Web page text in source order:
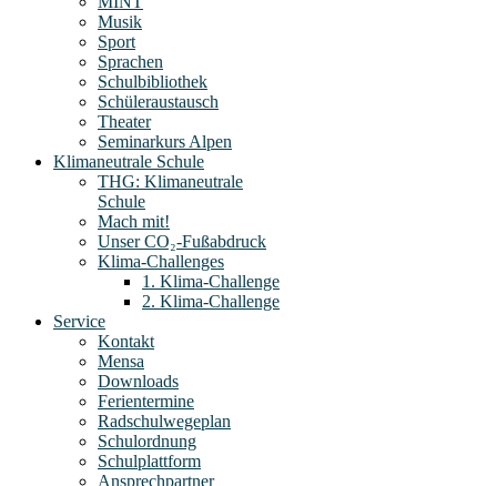
Musik
Sport
Sprachen
Schulbibliothek
Schüleraustausch
Theater
Seminarkurs Alpen
Klimaneutrale Schule
THG: Klimaneutrale
Schule
Mach mit!
Unser CO₂-Fußabdruck
Klima-Challenges
1. Klima-Challenge
2. Klima-Challenge
Service
Kontakt
Mensa
Downloads
Ferientermine
Radschulwegeplan
Schulordnung
Schulplattform
Ansprechpartner